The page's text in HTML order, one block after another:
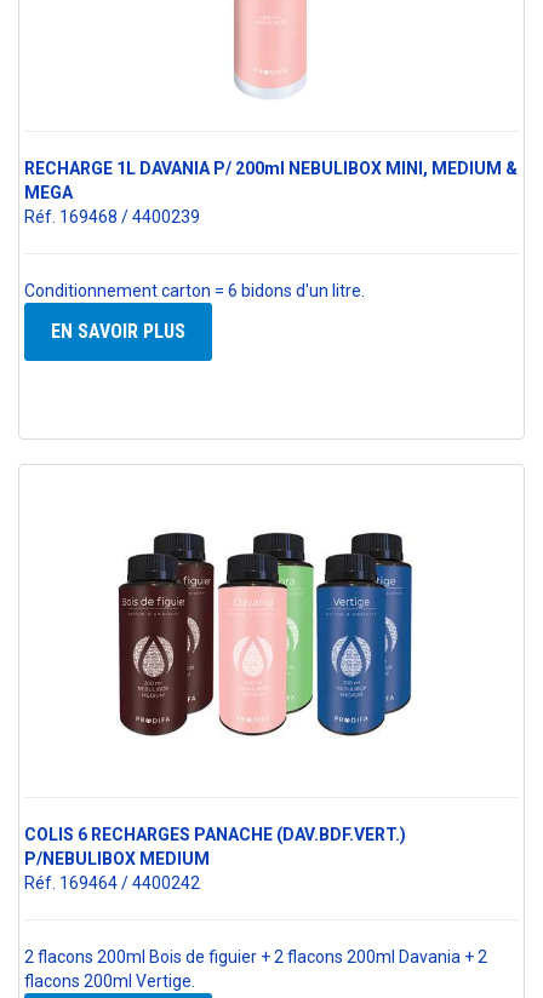
RECHARGE 1L DAVANIA P/ 200ml NEBULIBOX MINI, MEDIUM &
MEGA
Réf. 169468 / 4400239
Conditionnement carton = 6 bidons d'un litre.
EN SAVOIR PLUS
COLIS 6 RECHARGES PANACHE (DAV.BDF.VERT.)
P/NEBULIBOX MEDIUM
Réf. 169464 / 4400242
2 flacons 200ml Bois de figuier + 2 flacons 200ml Davania + 2
flacons 200ml Vertige.